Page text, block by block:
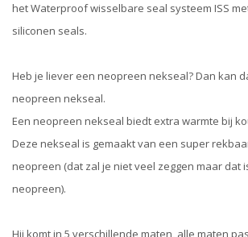
het Waterproof wisselbare seal systeem ISS
siliconen seals.
Heb je liever een neopreen nekseal? Dan kan
neopreen nekseal.
Een neopreen nekseal biedt extra warmte bij
Deze nekseal is gemaakt van een super
neopreen (dat zal je niet veel zeggen maar dat
neopreen).
Hij komt in 5 verschillende maten, alle maten